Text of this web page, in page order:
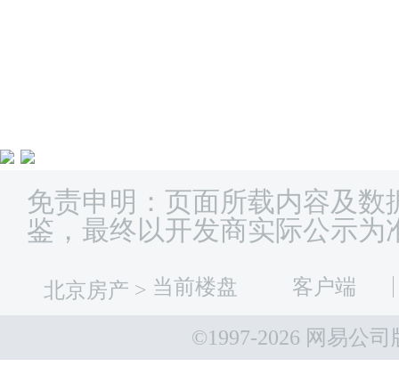
免责申明：页面所载内容及数
鉴，最终以开发商实际公示为
北京房产 > 当前楼盘 客户端
©1997-2026 网易公